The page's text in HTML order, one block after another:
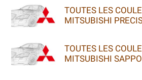
TOUTES LES
MITSUBISHI
TOUTES LES
MITSUBISHI